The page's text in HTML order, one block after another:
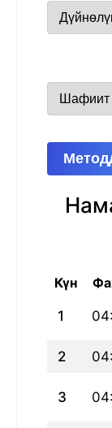
Күн
1
2
3